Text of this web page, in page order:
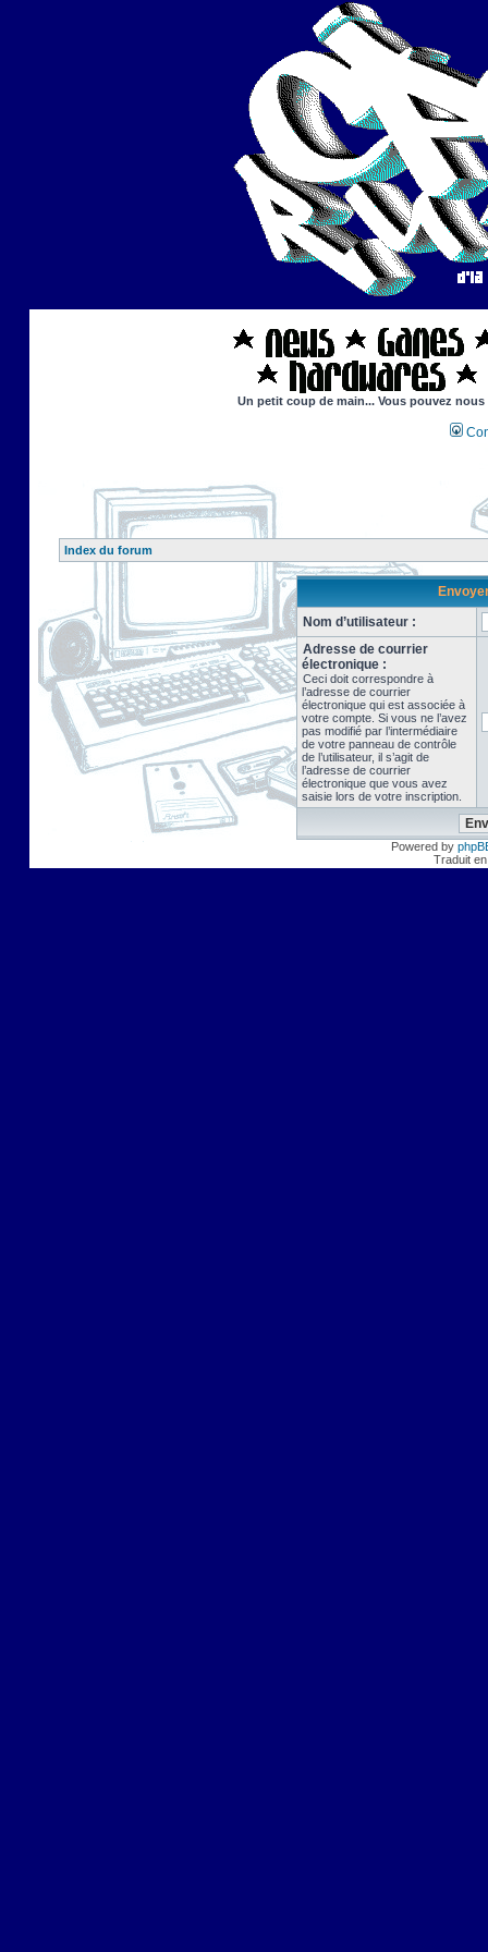
Un petit coup de main... Vous pouvez
Index du forum
Nom d’utilisateur :
Adresse de courrier
électronique :
Ceci doit correspondre à
l’adresse de courrier
électronique qui est associée à
votre compte. Si vous ne l’avez
pas modifié par l’intermédiaire
de votre panneau de contrôle
de l’utilisateur, il s’agit de
l’adresse de courrier
électronique que vous avez
saisie lors de votre inscription.
Powered by
Traduit